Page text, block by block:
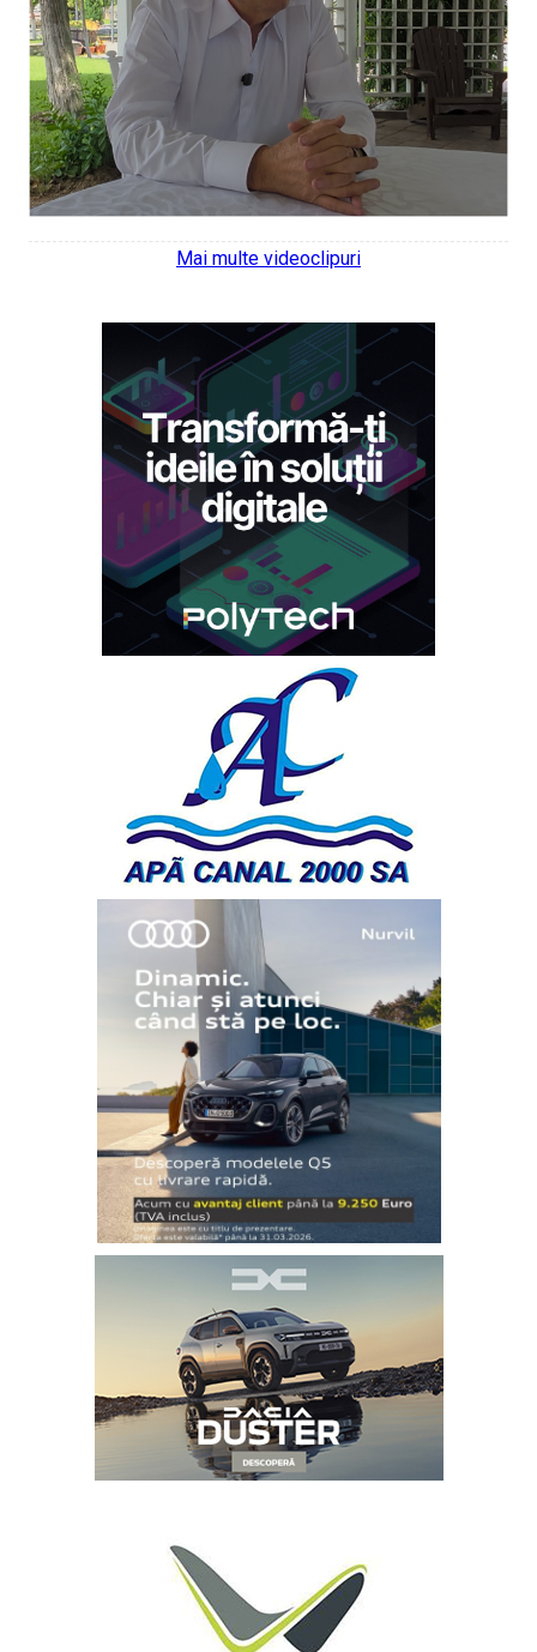
Mai multe videoclipuri